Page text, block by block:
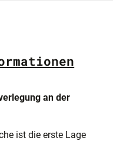
an der
ist die erste Lage